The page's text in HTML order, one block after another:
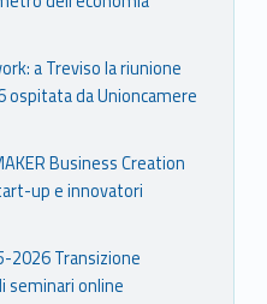
a Treviso la riunione
ospitata da Unioncamere
Business Creation
up e innovatori
2026 Transizione
seminari online